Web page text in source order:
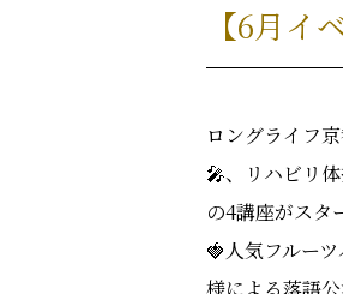
【6月
ロングライフ
🎤、リハビリ
の4講座がスタ
🍓人気フルー